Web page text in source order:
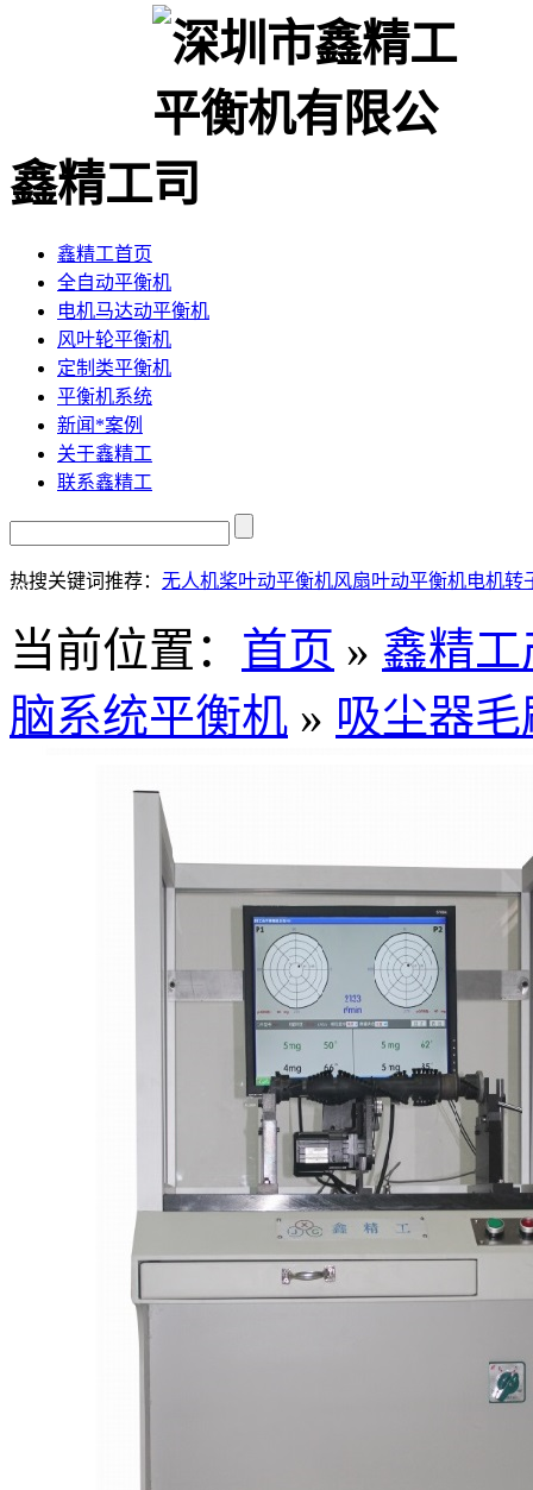
鑫精工
鑫精工首页
全自动平衡机
电机马达动平衡机
风叶轮平衡机
定制类平衡机
平衡机系统
新闻*案例
关于鑫精工
联系鑫精工
热搜关键词推荐： 无人机桨叶动平衡机风扇叶动平衡机电机转
当前位置： 首页 » 鑫精
脑系统平衡机 » 吸尘器